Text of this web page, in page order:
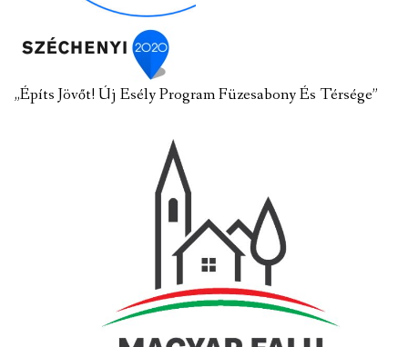
„Építs Jövőt! Új Esély Program Füzesabony És Térsége”